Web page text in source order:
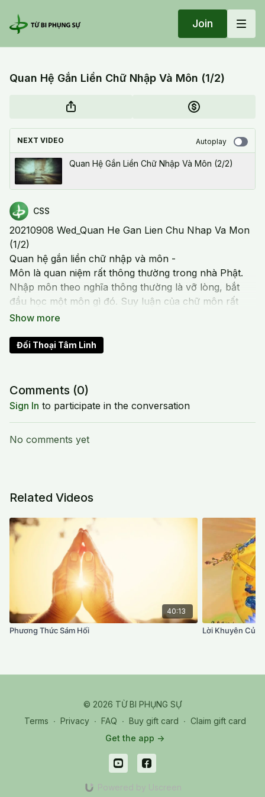
Join
Quan Hệ Gắn Liền Chữ Nhập Và Môn (1/2)
NEXT VIDEO Autoplay
Quan Hệ Gắn Liền Chữ Nhập Và Môn (2/2)
CSS
20210908 Wed_Quan He Gan Lien Chu Nhap Va Mon
(1/2)
Quan hệ gắn liền chữ nhập và môn -
Môn là quan niệm rất thông thường trong nhà Phật.
Nhập môn theo nghĩa thông thường là vỡ lòng, bắt
đầu học một môn gì đó. Suy luận của chữ môn rất
quan trọng trong cuộc sống của con người, làm thay
vào mạng lưới quan hệ trong một cộng đồng, ta phải
lưới tương ưng của cộng đồng.
Đối Thoại Tâm Linh
Comments (0)
Sign In to participate in the conversation
No comments yet
Related Videos
40:13
Phương Thức Sám Hối Lời Khuyên Của
© 2026 TỪ BI PHỤNG SỰ
Terms ∙ Privacy ∙ FAQ ∙ Buy gift card ∙ Claim gift card
Get the app ->
Powered by Uscreen